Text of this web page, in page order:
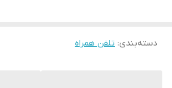
دسته‌بندی: تلفن همراه